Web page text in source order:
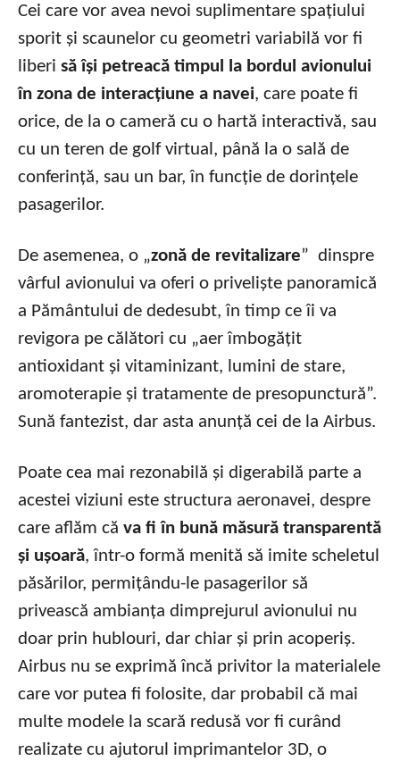
Cei care vor avea nevoi suplimentare spațiului
sporit și scaunelor cu geometri variabilă vor fi
liberi să își petreacă timpul la bordul avionului
în zona de interacțiune a navei, care poate fi
orice, de la o cameră cu o hartă interactivă, sau
cu un teren de golf virtual, până la o sală de
conferință, sau un bar, în funcție de dorințele
pasagerilor.
De asemenea, o „zonă de revitalizare” dinspre
vârful avionului va oferi o priveliște panoramică
a Pământului de dedesubt, în timp ce îi va
revigora pe călători cu „aer îmbogățit
antioxidant și vitaminizant, lumini de stare,
aromoterapie și tratamente de presopunctură”.
Sună fantezist, dar asta anunță cei de la Airbus.
Poate cea mai rezonabilă și digerabilă parte a
acestei viziuni este structura aeronavei, despre
care aflăm că va fi în bună măsură transparentă
și ușoară, într-o formă menită să imite scheletul
păsărilor, permițându-le pasagerilor să
privească ambianța dimprejurul avionului nu
doar prin hublouri, dar chiar și prin acoperiș.
Airbus nu se exprimă încă privitor la materialele
care vor putea fi folosite, dar probabil că mai
multe modele la scară redusă vor fi curând
realizate cu ajutorul imprimantelor 3D, o